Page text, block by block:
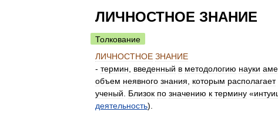
ЛИЧНОСТНОЕ ЗНАНИЕ
Толкование
ЛИЧНОСТНОЕ ЗНАНИЕ
- термин введенный в методологию науки
объем неявного знания которым располагает
ученый
Близок по значению к термину «
деятельность).